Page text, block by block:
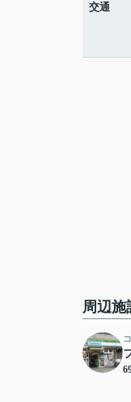
交通
周辺施